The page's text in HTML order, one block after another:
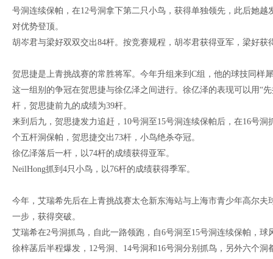
号洞连续保帕，在12号洞拿下第二只小鸟，获得单独领先，此后她
对优势登顶。
胡岑君与梁好双双交出84杆。按竞赛规程，胡岑君获得亚军，梁好获
贺思捷是上青挑战赛的常胜将军。今年升组来到C组，他的球技同样
这一组别的争冠在贺思捷与徐亿泽之间进行。徐亿泽的表现可以用“
杆，贺思捷前九的成绩为39杆。
来到后九，贺思捷发力追赶，10号洞至15号洞连续保帕后，在16号
个五杆洞保帕，贺思捷交出73杆，小鸟绝杀夺冠。
徐亿泽落后一杆，以74杆的成绩获得亚军。
NeilHong抓到4只小鸟，以76杆的成绩获得季军。
今年，艾瑞希先后在上青挑战赛太仓新东海站与上海市青少年高尔
一步，获得突破。
艾瑞希在2号洞抓鸟，自此一路领跑，自6号洞至15号洞连续保帕，
徐梓菡后半程爆发，12号洞、14号洞和16号洞分别抓鸟，另外六个